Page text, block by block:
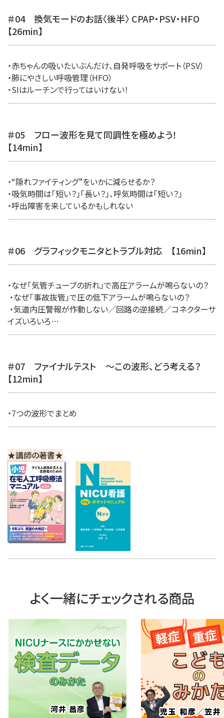
＃04 換気モードのお話〈後半〉 CPAP・PSV・HFO
【26min】
・赤ちゃんの吸いたいぶんだけ、自発呼吸をサポート（PSV）
・肺にやさしい呼吸管理（HFO）
・SIはルーチンで行ってはいけない！
＃05 フロー波形を見て同調性を極めよう！
【14min】
・“隠れファイティング”をいかに減らせるか？
・吸気時間は「短い？」「長い？」、呼気時間は「短い？」
・呼出障害を来しているかもしれない
＃06 グラフィックモニタとトラブル対応 【16min】
・なぜ「気管チューブの折れ」で高圧アラームが鳴らないの？
・なぜ「事故抜管」で圧の低下アラームが鳴らないの？
・気道内圧警報が作動しない／回路の逆接続／コネクターサ
イズいろいろ…
＃07 ファイナルテスト 〜この波形、どう考える？
【12min】
・7つの波形でまとめ
★講師の著書★
よく一緒にチェックされる商品